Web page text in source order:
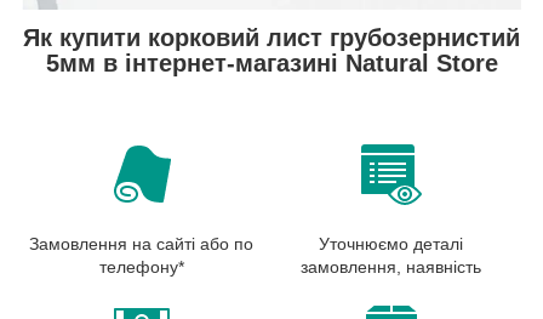
Як купити корковий лист грубозернистий
5мм в інтернет-магазині Natural Store
Замовлення на сайті або по
телефону*
Уточнюємо деталі
замовлення, наявність